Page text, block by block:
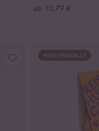
ab 10,79 €
PROTEINQUELLE